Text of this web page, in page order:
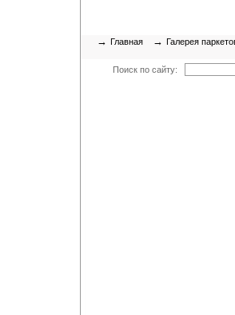
→ Главная → Галерея
Поиск по сайту: